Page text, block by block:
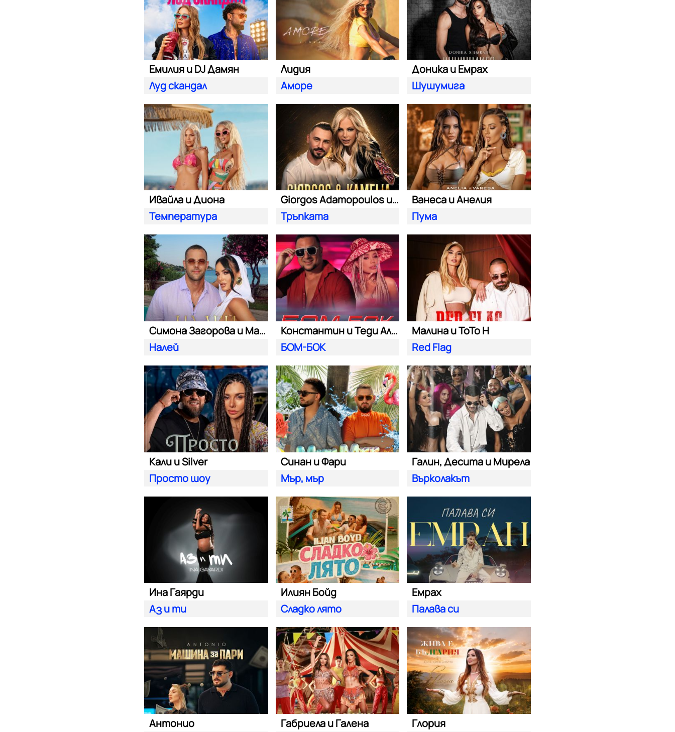
Емилия и DJ Дамян
Луд скандал
Лидия
Аморе
Доника и Емрах
Шушумига
Ивайла и Диона
Температура
Giorgos Adamopoulos и Камелия
Тръпката
Ванеса и Анелия
Пума
Симона Загорова и Мартин Светломиров
Налей
Константин и Теди Александровa
БОМ-БОК
Малина и ToTo H
Red Flag
Кали и Silver
Просто шоу
Синан и Фари
Мър, мър
Галин, Десита и Мирела
Върколакът
Ина Гаярди
Аз и ти
Илиян Бойд
Сладко лято
Емрах
Палава си
Антонио
Габриела и Галена
Глория